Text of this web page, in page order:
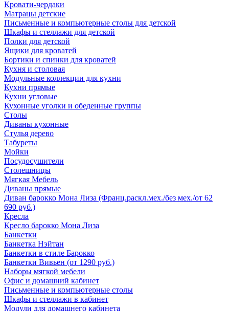
Кровати-чердаки
Матрацы детские
Письменные и компьютерные столы для детской
Шкафы и стеллажи для детской
Полки для детской
Ящики для кроватей
Бортики и спинки для кроватей
Кухня и столовая
Модульные коллекции для кухни
Кухни прямые
Кухни угловые
Кухонные уголки и обеденные группы
Столы
Диваны кухонные
Стулья дерево
Табуреты
Мойки
Посудосушители
Столешницы
Мягкая Мебель
Диваны прямые
Диван барокко Мона Лиза (Франц.раскл.мех./без мех./от 62
690 руб.)
Кресла
Кресло барокко Мона Лиза
Банкетки
Банкетка Нэйтан
Банкетки в стиле Барокко
Банкетки Вивьен (от 1290 руб.)
Наборы мягкой мебели
Офис и домашний кабинет
Письменные и компьютерные столы
Шкафы и стеллажи в кабинет
Модули для домашнего кабинета